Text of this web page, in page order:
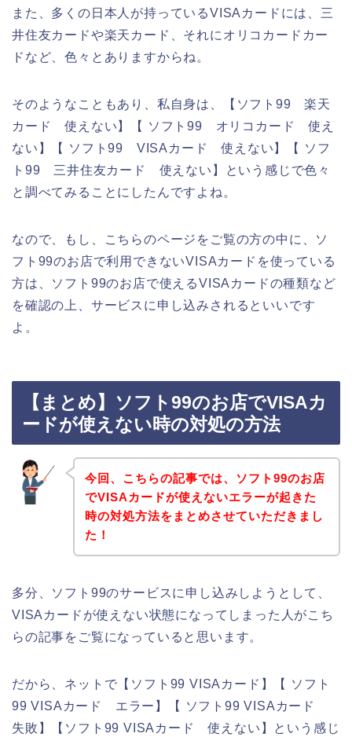
また、多くの日本人が持っているVISAカードには、三
井住友カードや楽天カード、それにオリコカードカー
ドなど、色々とありますからね。
そのようなこともあり、私自身は、【ソフト99 楽天
カード 使えない】【 ソフト99 オリコカード 使え
ない】【 ソフト99 VISAカード 使えない】【 ソフ
ト99 三井住友カード 使えない】という感じで色々
と調べてみることにしたんですよね。
なので、もし、こちらのページをご覧の方の中に、ソ
フト99のお店で利用できないVISAカードを使っている
方は、ソフト99のお店で使えるVISAカードの種類など
を確認の上、サービスに申し込みされるといいです
よ。
【まとめ】ソフト99のお店でVISAカ
ードが使えない時の対処の方法
今回、こちらの記事では、ソフト99のお店
でVISAカードが使えないエラーが起きた
時の対処方法をまとめさせていただきまし
た！
多分、ソフト99のサービスに申し込みしようとして、
VISAカードが使えない状態になってしまった人がこち
らの記事をご覧になっていると思います。
だから、ネットで【ソフト99 VISAカード】【 ソフト
99 VISAカード エラー】【 ソフト99 VISAカード
失敗】【ソフト99 VISAカード 使えない】という感じ